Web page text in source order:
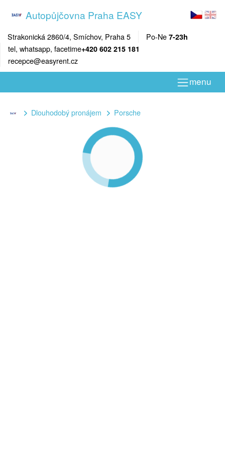
Autopůjčovna Praha EASY
Strakonická 2860/4, Smíchov, Praha 5 Po-Ne 7-23h
tel, whatsapp, facetime+420 602 215 181
recepce@easyrent.cz
menu
Dlouhodobý pronájem Porsche